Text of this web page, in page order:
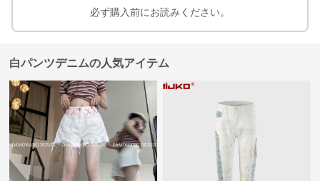
必ず購入前にお読みください。
白パンツデニムの人気アイテム